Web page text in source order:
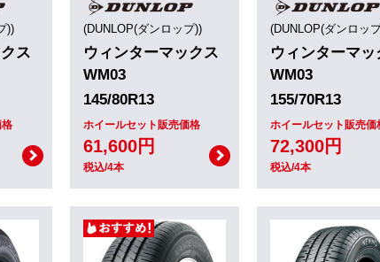
))
ス
(DUNLOP(ダンロップ))
ウィンターマックス
WM03
145/80R13
ホイールセット販売価格
61,600円
税込/4本
(DUNLOP(ダンロッ
ウィンターマッ
WM03
155/70R13
ホイールセット販売価
72,300円
税込/4本